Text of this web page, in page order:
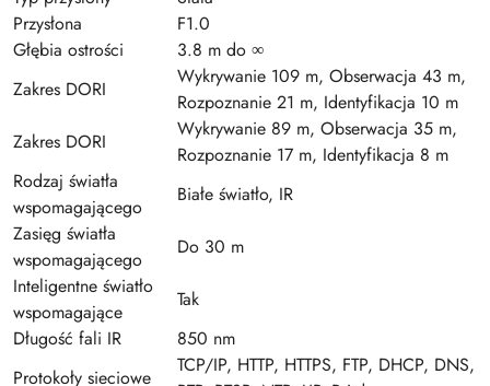
Przysłona
F1.0
Głębia ostrości
3.8 m do ∞
Zakres DORI
Wykrywanie 109 m, Obserwacja 43 m,
Rozpoznanie 21 m, Identyfikacja 10 m
Zakres DORI
Wykrywanie 89 m, Obserwacja 35 m,
Rozpoznanie 17 m, Identyfikacja 8 m
Rodzaj światła
wspomagającego
Białe światło, IR
Zasięg światła
wspomagającego
Do 30 m
Inteligentne światło
wspomagające
Tak
Długość fali IR
850 nm
Protokoły sieciowe
TCP/IP, HTTP, HTTPS, FTP, DHCP, DNS,